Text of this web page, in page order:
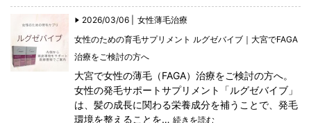
2026/03/06 |
女性薄毛治療
女性のための育毛サプリメント ルグゼバイブ｜大宮でFAGA
治療をご検討の方へ
大宮で女性の薄毛（FAGA）治療をご検討の方へ。
女性の発毛サポートサプリメント「ルグゼバイブ」
は、髪の成長に関わる栄養成分を補うことで、発毛
環境を整えることを… 続きを読む